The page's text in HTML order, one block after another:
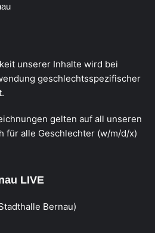
unserer Inhalte wird bei
geschlechtsspezifischer
gelten auf all unseren
für alle Geschlechter (w/m/d/x)
LIVE
Bernau)